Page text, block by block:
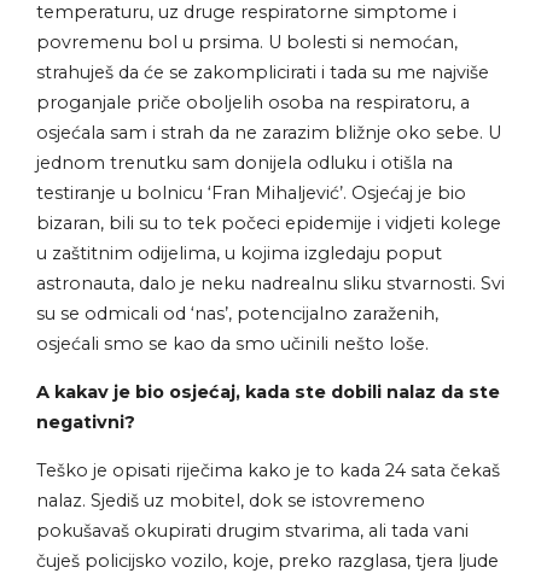
temperaturu, uz druge respiratorne simptome i
povremenu bol u prsima. U bolesti si nemoćan,
strahuješ da će se zakomplicirati i tada su me najviše
proganjale priče oboljelih osoba na respiratoru, a
osjećala sam i strah da ne zarazim bližnje oko sebe. U
jednom trenutku sam donijela odluku i otišla na
testiranje u bolnicu ‘Fran Mihaljević’. Osjećaj je bio
bizaran, bili su to tek počeci epidemije i vidjeti kolege
u zaštitnim odijelima, u kojima izgledaju poput
astronauta, dalo je neku nadrealnu sliku stvarnosti. Svi
su se odmicali od ‘nas’, potencijalno zaraženih,
osjećali smo se kao da smo učinili nešto loše.
A kakav je bio osjećaj, kada ste dobili nalaz da ste
negativni?
Teško je opisati riječima kako je to kada 24 sata čekaš
nalaz. Sjediš uz mobitel, dok se istovremeno
pokušavaš okupirati drugim stvarima, ali tada vani
čuješ policijsko vozilo, koje, preko razglasa, tjera ljude